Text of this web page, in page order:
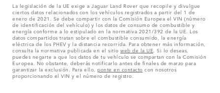
La legislación de la UE exige a Jaguar Land Rover que recopile y divulgue
ciertos datos relacionados con los vehículos registrados a partir del 1 de
enero de 2021. Se debe compartir con la Comisión Europea el VIN (número
de identificación del vehículo) y los datos de consumo de combustible y
energía conforme a lo estipulado en la normativa 2021/392 de la UE. Los
datos compartidos tratan sobre el combustible consumido, la energía
eléctrica de los PHEV y la distancia recorrida. Para obtener más información,
consulta la normativa publicada en el sitio web de la UE . Si lo deseas,
puedes negarte a que los datos de tu vehículo se compartan con la Comisión
Europea. No obstante, deberás notificarlo antes de finales de marzo para
garantizar la exclusión. Para ello, ponte en contacto con nosotros
proporcionando el VIN y el número de registro.